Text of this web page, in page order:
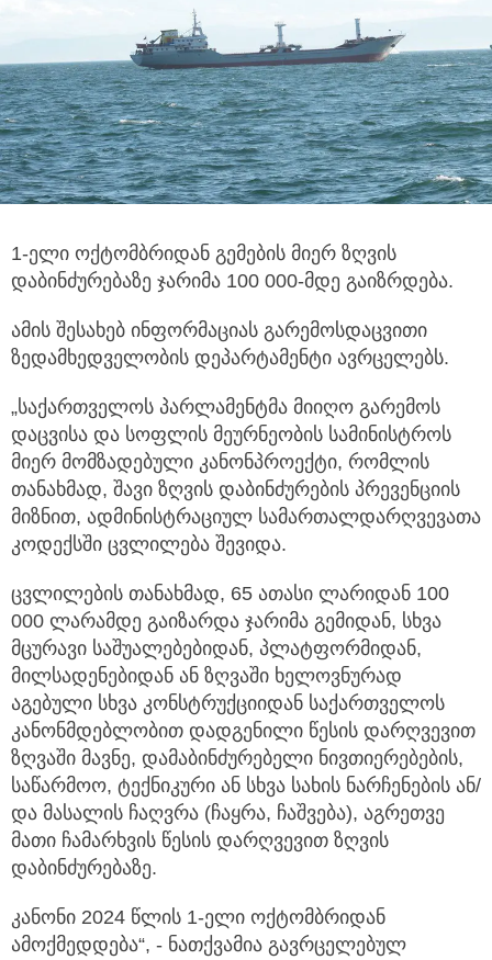
1-ელი ოქტომბრიდან გემების მიერ ზღვის
დაბინძურებაზე ჯარიმა 100 000-მდე გაიზრდება.
ამის შესახებ ინფორმაციას გარემოსდაცვითი
ზედამხედველობის დეპარტამენტი ავრცელებს.
„საქართველოს პარლამენტმა მიიღო გარემოს
დაცვისა და სოფლის მეურნეობის სამინისტროს
მიერ მომზადებული კანონპროექტი, რომლის
თანახმად, შავი ზღვის დაბინძურების პრევენციის
მიზნით, ადმინისტრაციულ სამართალდარღვევათა
კოდექსში ცვლილება შევიდა.
ცვლილების თანახმად, 65 ათასი ლარიდან 100
000 ლარამდე გაიზარდა ჯარიმა გემიდან, სხვა
მცურავი საშუალებებიდან, პლატფორმიდან,
მილსადენებიდან ან ზღვაში ხელოვნურად
აგებული სხვა კონსტრუქციიდან საქართველოს
კანონმდებლობით დადგენილი წესის დარღვევით
ზღვაში მავნე, დამაბინძურებელი ნივთიერებების,
საწარმოო, ტექნიკური ან სხვა სახის ნარჩენების ან/
და მასალის ჩაღვრა (ჩაყრა, ჩაშვება), აგრეთვე
მათი ჩამარხვის წესის დარღვევით ზღვის
დაბინძურებაზე.
კანონი 2024 წლის 1-ელი ოქტომბრიდან
ამოქმედდება“, - ნათქვამია გავრცელებულ